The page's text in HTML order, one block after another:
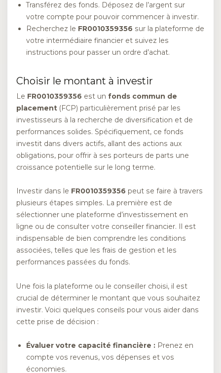
Transférez des fonds. Déposez de l’argent sur
votre compte pour pouvoir commencer à investir.
Recherchez le FR0010359356 sur la plateforme de
votre intermédiaire financier et suivez les
instructions pour passer un ordre d’achat.
Choisir le montant à investir
Le FR0010359356 est un fonds commun de
placement (FCP) particulièrement prisé par les
investisseurs à la recherche de diversification et de
performances solides. Spécifiquement, ce fonds
investit dans divers actifs, allant des actions aux
obligations, pour offrir à ses porteurs de parts une
croissance potentielle sur le long terme.
Investir dans le FR0010359356 peut se faire à travers
plusieurs étapes simples. La première est de
sélectionner une plateforme d’investissement en
ligne ou de consulter votre conseiller financier. Il est
indispensable de bien comprendre les conditions
associées, telles que les frais de gestion et les
performances passées du fonds.
Une fois la plateforme ou le conseiller choisi, il est
crucial de déterminer le montant que vous souhaitez
investir. Voici quelques conseils pour vous aider dans
cette prise de décision :
Évaluer votre capacité financière : Prenez en
compte vos revenus, vos dépenses et vos
économies.